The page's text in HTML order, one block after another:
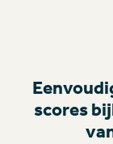
scores